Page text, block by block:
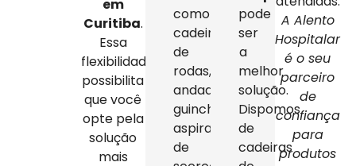
em
Curitiba.
Essa
flexibilidade
possibilita
que você
opte pela
solução
mais
como
cadeiras
de
rodas,
andadores,
guinchos,
aspiradores
de
pode
ser
a
melhor
solução.
Dispomos
de
cadeiras
A Alento
Hospitalar
é o seu
parceiro
de
confiança
para
produtos